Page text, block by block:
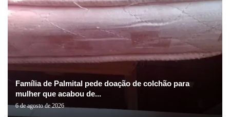
Família de Palmital pede doação de colchão para
mulher que acabou de...
6 de agosto de 2026